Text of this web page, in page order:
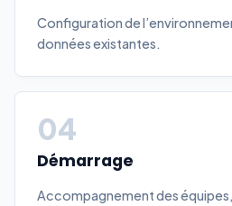
Configuration de
données existantes.
04
Démarrage
Accompagnement des